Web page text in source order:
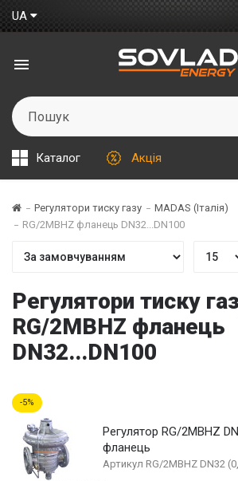
UA
Каталог Акція
Регулятори тиску газу
MADAS (Італія)
RG/2MBHZ фланець DN32...DN100
Регулятори тиску
RG/2MBHZ фланець
DN32...DN100
5
Регулятор RG/2MBHZ DN32 (0,8...3 bar)
фланець
Артикул RG/2MBHZ DN32